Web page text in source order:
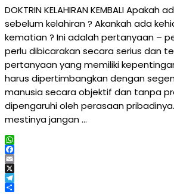
DOKTRIN KELAHIRAN KEMBALI Apakah
sebelum kelahiran ? Akankah ada
kematian ? Ini adalah pertanyaan –
perlu dibicarakan secara serius dan
pertanyaan yang memiliki
harus dipertimbangkan dengan
manusia secara objektif dan tanpa
dipengaruhi oleh perasaan
mestinya jangan …
WhatsApp
Facebook
Email
X
Telegram